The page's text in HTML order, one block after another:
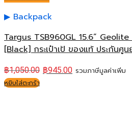
Backpack
Targus TSB960GL 15.6”
[Black] กระเป๋าเป้ ของแท้ ประกันศู
฿1,050.00 ฿945.00 รวมภาษีมูลค่าเพิ่ม
หยิบใส่ตะกร้า